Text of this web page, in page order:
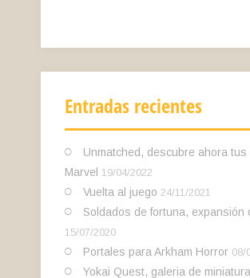
Entradas recientes
Unmatched, descubre ahora tus
Marvel 19/04/2022
Vuelta al juego 24/11/2021
Soldados de fortuna, expansión
15/07/2020
Portales para Arkham Horror 08/
Yokai Quest, galeria de